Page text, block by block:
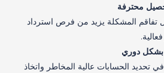
محترفة
تفاقم المشكلة يزيد من فرص استرداد
بشكل دوري
تحديد الحسابات عالية المخاطر واتخاذ